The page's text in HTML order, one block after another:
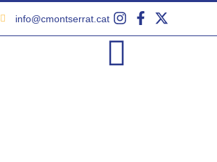
info@cmontserrat.cat